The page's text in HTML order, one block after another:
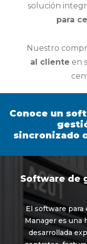
solución
para
Nuestro
al cliente en
Conoce un
sincronizado
Software de
El software para
Manager es una
desarrollada